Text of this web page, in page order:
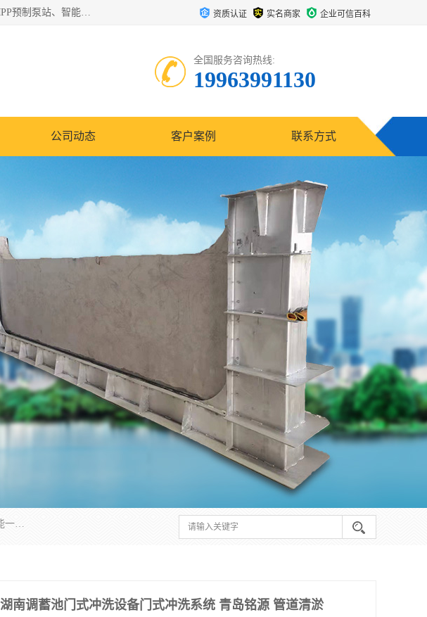
青岛铭源环保科技有限公司是一家专注于环保与智慧水务领域的先进科技企业，公司专注于云智能一体化HMPP预制泵站、智能截流井设备、调蓄池雨洪管理设备、水务循环利用、云智慧水务开发及新型环保技术研发等领域。 资质认证 实名商家 企业可信百科
全国服务咨询热线:
19963991130
公司动态 客户案例 联系方式
青岛铭源环保科技有限公司是一家专注于环保与智慧水务领域的先进科技企业，公司专注于云智能一体化HMPP预制泵站、智能截流井设备、调蓄池雨洪管理设备、水务循环利用、云智慧水务开发及新型环保技术研发等领域。
湖南调蓄池门式冲洗设备门式冲洗系统 青岛铭源 管道清淤